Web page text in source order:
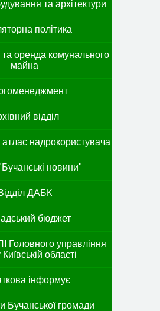
та архітектури
політика
та оренда комунального
майна
відділ
атлас надрокористувача
новини"
ДАБК
бюджет
Головного управління
області
інформує
Бучанської громади